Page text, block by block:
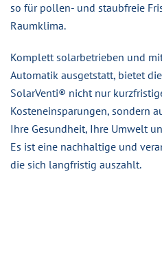
so für pollen- und staubfreie
Raumklima.
Komplett solarbetrieben und
Automatik ausgetstatt, bietet
SolarVenti® nicht nur
Kosteneinsparungen, sondern
Ihre Gesundheit, Ihre Umwelt
Es ist eine nachhaltige und
die sich langfristig auszahlt.